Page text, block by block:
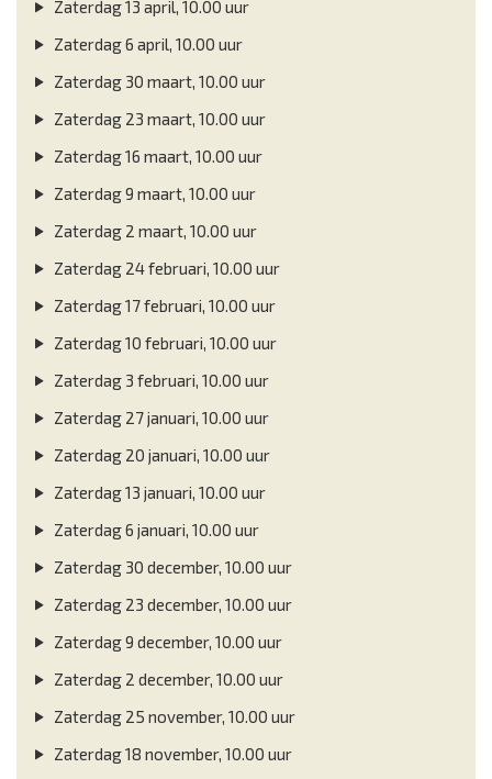
Zaterdag 13 april, 10.00 uur
Zaterdag 6 april, 10.00 uur
Zaterdag 30 maart, 10.00 uur
Zaterdag 23 maart, 10.00 uur
Zaterdag 16 maart, 10.00 uur
Zaterdag 9 maart, 10.00 uur
Zaterdag 2 maart, 10.00 uur
Zaterdag 24 februari, 10.00 uur
Zaterdag 17 februari, 10.00 uur
Zaterdag 10 februari, 10.00 uur
Zaterdag 3 februari, 10.00 uur
Zaterdag 27 januari, 10.00 uur
Zaterdag 20 januari, 10.00 uur
Zaterdag 13 januari, 10.00 uur
Zaterdag 6 januari, 10.00 uur
Zaterdag 30 december, 10.00 uur
Zaterdag 23 december, 10.00 uur
Zaterdag 9 december, 10.00 uur
Zaterdag 2 december, 10.00 uur
Zaterdag 25 november, 10.00 uur
Zaterdag 18 november, 10.00 uur